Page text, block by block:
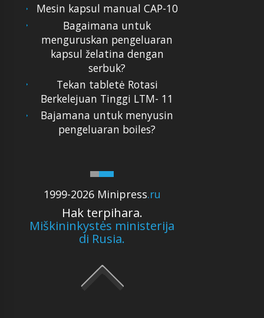
1999-2026 Minipress.ru
Hak terpihara.
Miškininkystės ministerija
di Rusia.
Mesin kapsul manual CAP-10
Bagaimana untuk
menguruskan pengeluaran
kapsul želatina dengan
serbuk?
Tekan tabletė Rotasi
Berkelejuan Tinggi LTM- 11
Bajamana untuk menyusin
pengeluaran boiles?